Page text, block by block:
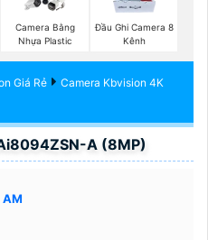
Camera Bằng
Nhựa Plastic
Đầu Ghi Camera 8
Kênh
Giá Rẻ
Camera Kbvision 4K
A (8MP)